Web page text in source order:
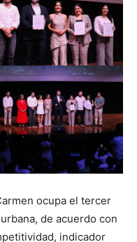
ocupa el tercer
de acuerdo con
indicador